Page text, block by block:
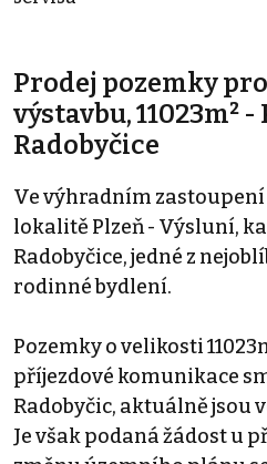
Prodej pozemky
výstavbu, 11023m² -
Radobyčice
Ve výhradním
lokalitě Plzeň - Výsluní,
Radobyčice, jedné z
rodinné bydlení.
Pozemky o velikosti
příjezdové komunikace
Radobyčic, aktuálně jsou
Je však podaná žádost u